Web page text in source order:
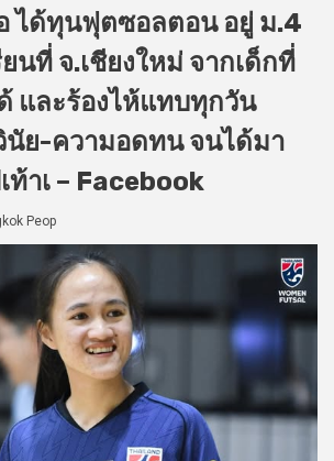
ได้ทุนฟุตซอลตอน อยู่ ม.4
นที่ จ.เชียงใหม่ จากเด็กที่
และร้องไห้แทบทุกวัน
ย-ความอดทน จนได้มา
ท้าเ – Facebook
Peop